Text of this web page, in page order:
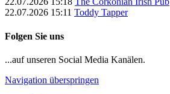
22.07.2026 15:11 Toddy Tapper
Folgen Sie uns
...auf unseren Social Media Kanälen.
Navigation überspringen